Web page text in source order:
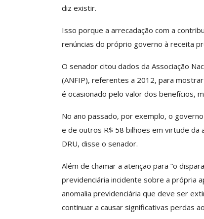
diz existir.
Isso porque a arrecadação com a
renúncias do próprio governo à receita
O senador citou dados da Associação
(ANFIP), referentes a 2012, para
é ocasionado pelo valor dos benefícios,
No ano passado, por exemplo, o
e de outros R$ 58 bilhões em virtude da
DRU, disse o senador.
Além de chamar a atenção para “o
previdenciária incidente sobre a própria
anomalia previdenciária que deve ser
continuar a causar significativas perdas
Da Mesa
Negociação